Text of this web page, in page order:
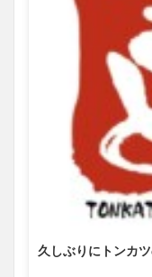
久しぶりにトンカ